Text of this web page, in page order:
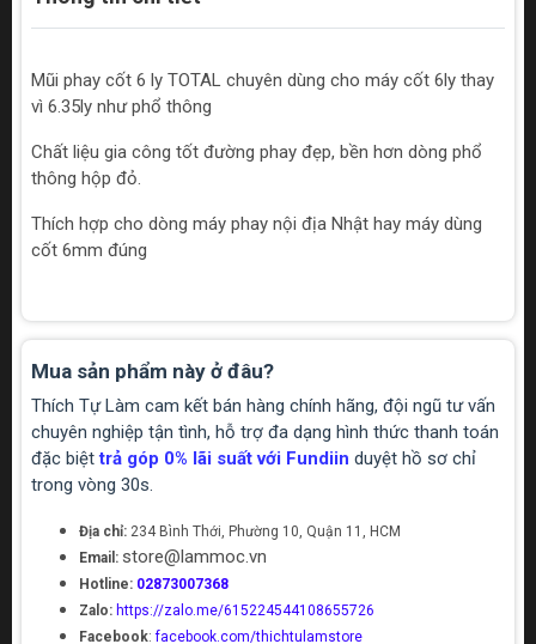
Mũi phay cốt 6 ly TOTAL chuyên dùng cho máy cốt 6ly thay
vì 6.35ly như phổ thông
Chất liệu gia công tốt đường phay đẹp, bền hơn dòng phổ
thông hộp đỏ.
Thích hợp cho dòng máy phay nội địa Nhật hay máy dùng
cốt 6mm đúng
Mua sản phẩm này ở đâu?
Thích Tự Làm cam kết bán hàng chính hãng, đội ngũ tư vấn
chuyên nghiệp tận tình, hỗ trợ đa dạng hình thức thanh toán
đặc biệttrả góp 0% lãi suất với Fundiin duyệt hồ sơ chỉ
trong vòng 30s.
Địa chỉ: 234 Bình Thới, Phường 10, Quận 11, HCM
Email: store@lammoc.vn
Hotline: 02873007368
Zalo: https://zalo.me/615224544108655726
Facebook:facebook.com/thichtulamstore